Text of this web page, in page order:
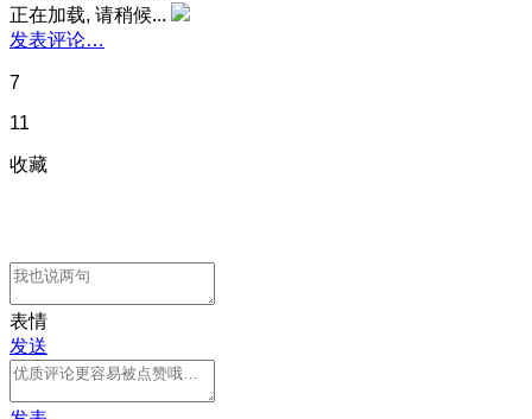
正在加载, 请稍候...
发表评论…
7
11
收藏
表情
发送